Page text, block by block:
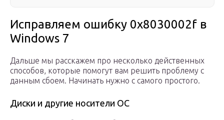
Исправляем ошибку 0x8030002f в
Windows 7
Дальше мы расскажем про несколько действенных
способов, которые помогут вам решить проблему с
данным сбоем. Начинать нужно с самого простого.
Диски и другие носители ОС